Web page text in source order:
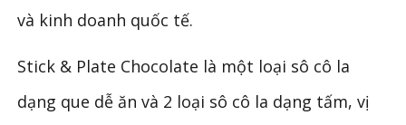
và kinh doanh quốc tế.
Stick & Plate Chocolate là một loại sô cô la
dạng que dễ ăn và 2 loại sô cô la dạng tấm, vị